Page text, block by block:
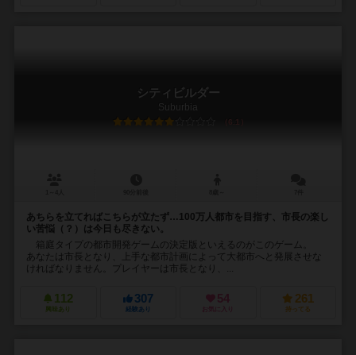
シティビルダー
Suburbia
6.1
あちらを立てればこちらが立たず…100万人都市を目指す、市長の楽し
い苦悩（？）は今日も尽きない。
箱庭タイプの都市開発ゲームの決定版といえるのがこのゲーム。
あなたは市長となり、上手な都市計画によって大都市へと発展させな
ければなりません。プレイヤーは市長となり、...
112
興味あり
307
経験あり
54
お気に入り
261
持ってる